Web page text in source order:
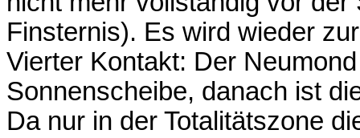
Finsternis). Es wird wieder
Vierter Kontakt: Der
Sonnenscheibe, danach ist
Da nur in der Totalitätszone